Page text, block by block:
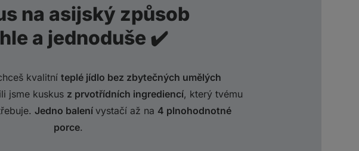
na asijský způsob
a jednoduše ✔️
kvalitní teplé jídlo bez zbytečných umělých
jsme kuskus z prvotřídních ingrediencí, který tvému
Jedno balení vystačí až na 4 plnohodnotné
porce.